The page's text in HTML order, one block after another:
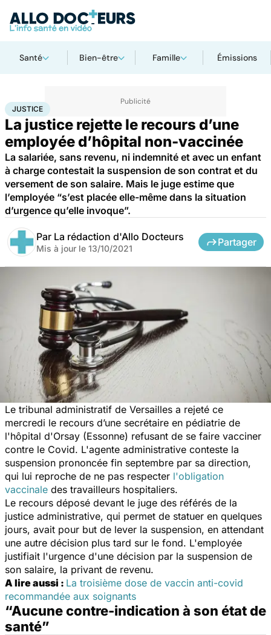
Santé Bien-être Famille Émissions
AccueilSanté Justice
JUSTICE
La justice rejette le recours d’une
employée d’hôpital non-vaccinée
La salariée, sans revenu, ni indemnité et avec un enfant
à charge contestait la suspension de son contrat et du
versement de son salaire. Mais le juge estime que
l’employée “s’est placée elle-même dans la situation
d’urgence qu’elle invoque”.
Par La rédaction d'Allo Docteurs
Mis à jour le 13/10/2021
Partager
Le tribunal administratif de Versailles a rejeté ce
mercredi le recours d’une secrétaire en pédiatrie de
l'hôpital d'Orsay (Essonne) refusant de se faire vacciner
contre le Covid. L'agente administrative conteste la
suspension prononcée fin septembre par sa direction,
qui lui reproche de ne pas respecter l'obligation
vaccinale des travailleurs hospitaliers.
Le recours déposé devant le juge des référés de la
justice administrative, qui permet de statuer en quelques
jours, avait pour but de lever la suspension, en attendant
une autre décision plus tard sur le fond. L'employée
justifiait l'urgence d'une décision par la suspension de
son salaire, la privant de revenu.
A lire aussi : La troisième dose de vaccin anti-covid
recommandée aux soignants
“Aucune contre-indication à son état de
santé”